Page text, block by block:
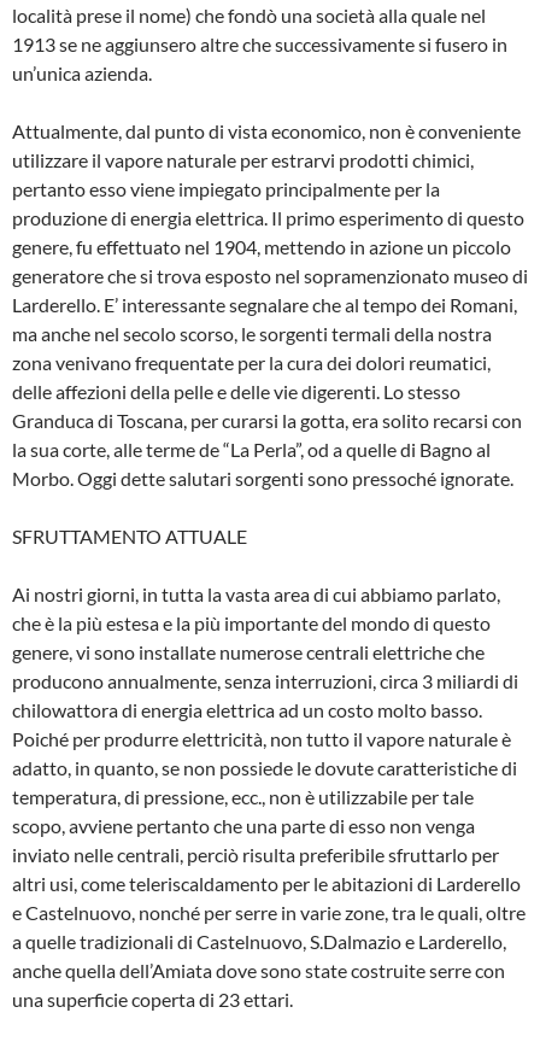
località prese il nome) che fondò una so­cietà alla quale nel
1913 se ne aggiunsero altre che successivamente si fusero in
un’unica azienda.
Attualmente, dal punto di vista economico, non è conveniente
utilizzare il vapore na­turale per estrarvi prodotti chimici,
pertan­to esso viene impiegato principalmente per la
produzione di energia elettrica. Il primo esperimento di questo
genere, fu effettuato nel 1904, mettendo in azione un piccolo
generatore che si trova esposto nel sopramenzionato museo di
Larderello. E’ interessante segnalare che al tempo dei Romani,
ma anche nel secolo scorso, le sorgenti termali della nostra
zona veniva­no frequentate per la cura dei dolori reu­matici,
delle affezioni della pelle e delle vie digerenti. Lo stesso
Granduca di Toscana, per curarsi la gotta, era solito recarsi con
la sua corte, alle terme de “La Perla”, od a quelle di Bagno al
Morbo. Oggi dette salu­tari sorgenti sono pressoché ignorate.
SFRUTTAMENTO ATTUALE
Ai nostri giorni, in tutta la vasta area di cui abbiamo parlato,
che è la più estesa e la più importante del mondo di questo
gene­re, vi sono installate numerose centrali elettriche che
producono annualmente, senza interruzioni, circa 3 miliardi di
chi­lowattora di energia elettrica ad un costo molto basso.
Poiché per produrre elettrici­tà, non tutto il vapore naturale è
adatto, in quanto, se non possiede le dovute caratte­ristiche di
temperatura, di pressione, ecc., non è utilizzabile per tale
scopo, avviene pertanto che una parte di esso non venga
inviato nelle centrali, perciò risulta preferi­bile sfruttarlo per
altri usi, come teleriscal­damento per le abitazioni di Larderello
e Castelnuovo, nonché per serre in varie zone, tra le quali, oltre
a quelle tradizionali di Castelnuovo, S.Dalmazio e Larderello,
anche quella dell’Amiata dove sono state costruite serre con
una superficie coperta di 23 ettari.